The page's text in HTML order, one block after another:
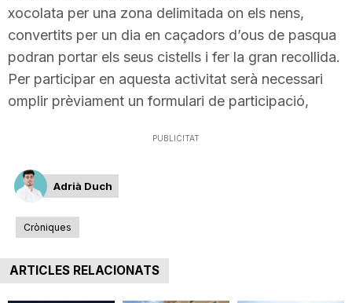
a
xocolata per una zona delimitada on els nens,
convertits per un dia en caçadors d’ous de pasqua
podran portar els seus cistells i fer la gran recollida.
Per participar en aquesta activitat serà necessari
omplir prèviament un formulari de participació,
PUBLICITAT
Adrià Duch
Cròniques
ARTICLES RELACIONATS